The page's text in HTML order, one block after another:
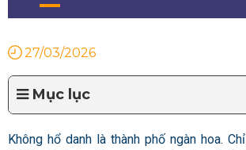
27/03/2026
Mục lục
Không hổ danh là thành phố ngàn hoa.